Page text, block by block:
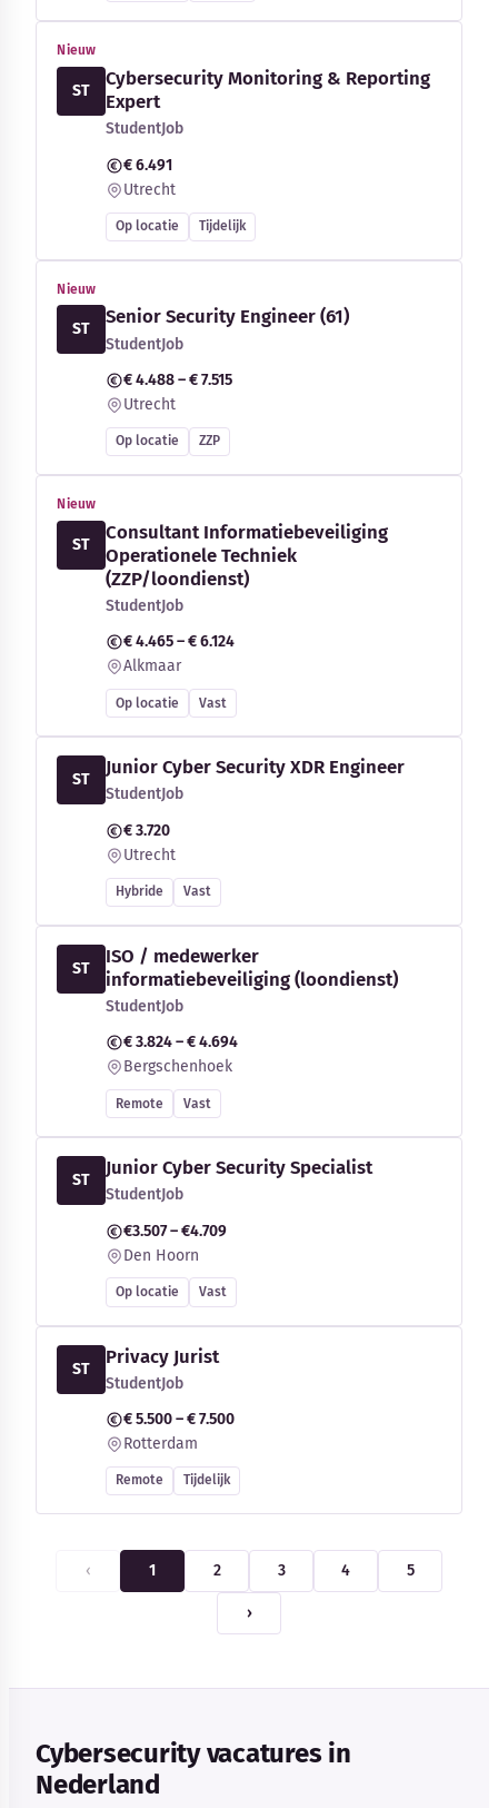
Nieuw
ST
Cybersecurity Monitoring & Reporting
Expert
StudentJob
€ 6.491
Utrecht
Op locatie Tijdelijk
Nieuw
ST
Senior Security Engineer (61)
StudentJob
€ 4.488 – € 7.515
Utrecht
Op locatie ZZP
Nieuw
ST
Consultant Informatiebeveiliging
Operationele Techniek
(ZZP/loondienst)
StudentJob
€ 4.465 – € 6.124
Alkmaar
Op locatie Vast
ST
Junior Cyber Security XDR Engineer
StudentJob
€ 3.720
Utrecht
Hybride Vast
ST
ISO / medewerker
informatiebeveiliging (loondienst)
StudentJob
€ 3.824 – € 4.694
Bergschenhoek
Remote Vast
ST
Junior Cyber Security Specialist
StudentJob
€3.507 – €4.709
Den Hoorn
Op locatie Vast
ST
Privacy Jurist
StudentJob
€ 5.500 – € 7.500
Rotterdam
Remote Tijdelijk
‹ 1 2 3 4 5
›
Cybersecurity vacatures in
Nederland